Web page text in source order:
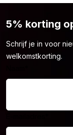
ons volledige
5% korting
Schrijf je in voor
welkomstkorting.